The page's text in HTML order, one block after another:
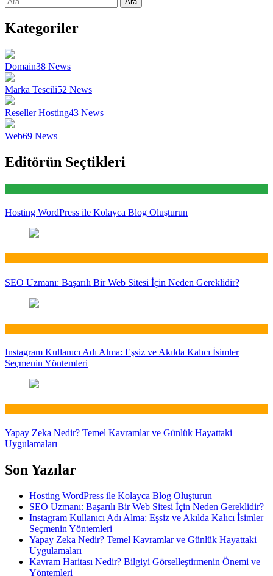
Kategoriler
Domain38 News
Marka Tescili52 News
Reseller Hosting43 News
Web69 News
Editörün Seçtikleri
Hosting WordPress ile Kolayca Blog Oluşturun
SEO Uzmanı: Başarılı Bir Web Sitesi İçin Neden Gereklidir?
Instagram Kullanıcı Adı Alma: Eşsiz ve Akılda Kalıcı İsimler
Seçmenin Yöntemleri
Yapay Zeka Nedir? Temel Kavramlar ve Günlük Hayattaki
Uygulamaları
Son Yazılar
Hosting WordPress ile Kolayca Blog Oluşturun
SEO Uzmanı: Başarılı Bir Web Sitesi İçin Neden Gereklidir?
Instagram Kullanıcı Adı Alma: Eşsiz ve Akılda Kalıcı İsimler
Seçmenin Yöntemleri
Yapay Zeka Nedir? Temel Kavramlar ve Günlük Hayattaki
Uygulamaları
Kavram Haritası Nedir? Bilgiyi Görselleştirmenin Önemi ve
Yöntemleri